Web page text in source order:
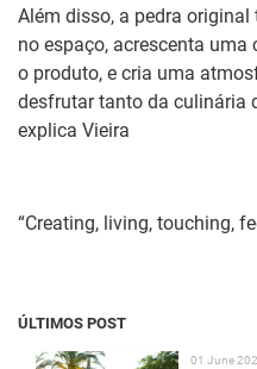
Além disso, a pedra
no espaço, acrescenta
o produto, e cria uma
desfrutar tanto da culinária
explica Vieira
“Creating, living, touching,
ÚLTIMOS POST
01 June